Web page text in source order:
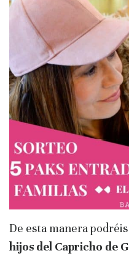
De esta manera podréis
hijos del Capricho de